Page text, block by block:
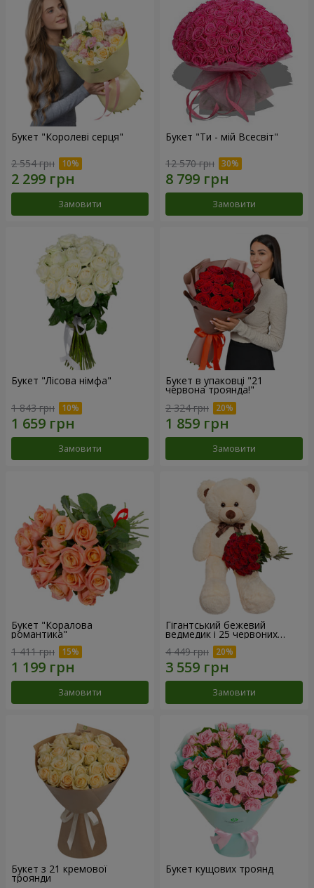
Букет "Королеві серця"
2 554 грн
Замовити
Букет "Ти - мій Всесвіт"
12 570 грн
Замовити
Букет "Лісова німфа"
1 843 грн
Замовити
Букет в упаковці "21
червона троянда!"
2 324 грн
Замовити
Букет "Коралова
романтика"
1 411 грн
Замовити
Гігантський бежевий
ведмедик і 25 червоних
троянд
4 449 грн
Замовити
Букет з 21 кремової
троянди
Букет кущових троянд